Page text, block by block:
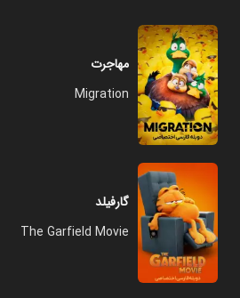
مهاجرت
Migration
گارفیلد
The Garfield Movie